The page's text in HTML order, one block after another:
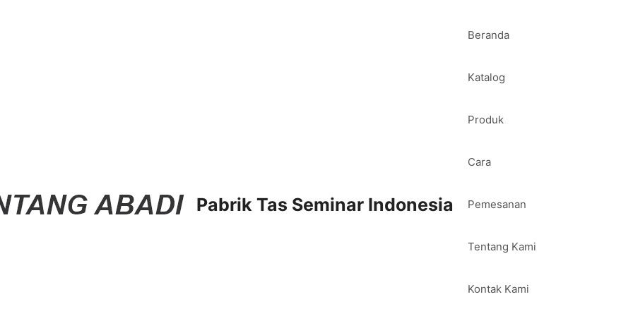
Pabrik Tas Seminar Indonesia
Beranda
Katalog
Produk
Cara
Pemesanan
Tentang Kami
Kontak Kami